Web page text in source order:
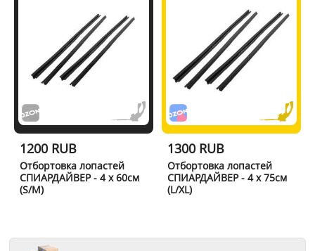
1200 RUB
Отбортовка лопастей
СПИАРДАЙВЕР - 4 x 60см
(S/M)
1300 RUB
Отбортовка лопастей
СПИАРДАЙВЕР - 4 x 75см
(L/XL)